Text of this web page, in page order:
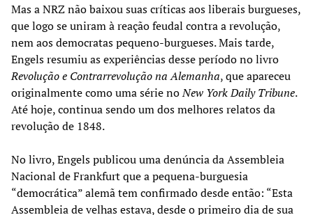
Mas a NRZ não baixou suas críticas aos liberais burgueses,
que logo se uniram à reação feudal contra a revolução,
nem aos democratas pequeno-burgueses. Mais tarde,
Engels resumiu as experiências desse período no livro
Revolução e Contrarrevolução na Alemanha, que apareceu
originalmente como uma série noNew York Daily Tribune.
Até hoje, continua sendo um dos melhores relatos da
revolução de 1848.
No livro, Engels publicou uma denúncia da Assembleia
Nacional de Frankfurt que a pequena-burguesia
“democrática” alemã tem confirmado desde então: “Esta
Assembleia de velhas estava, desde o primeiro dia de sua